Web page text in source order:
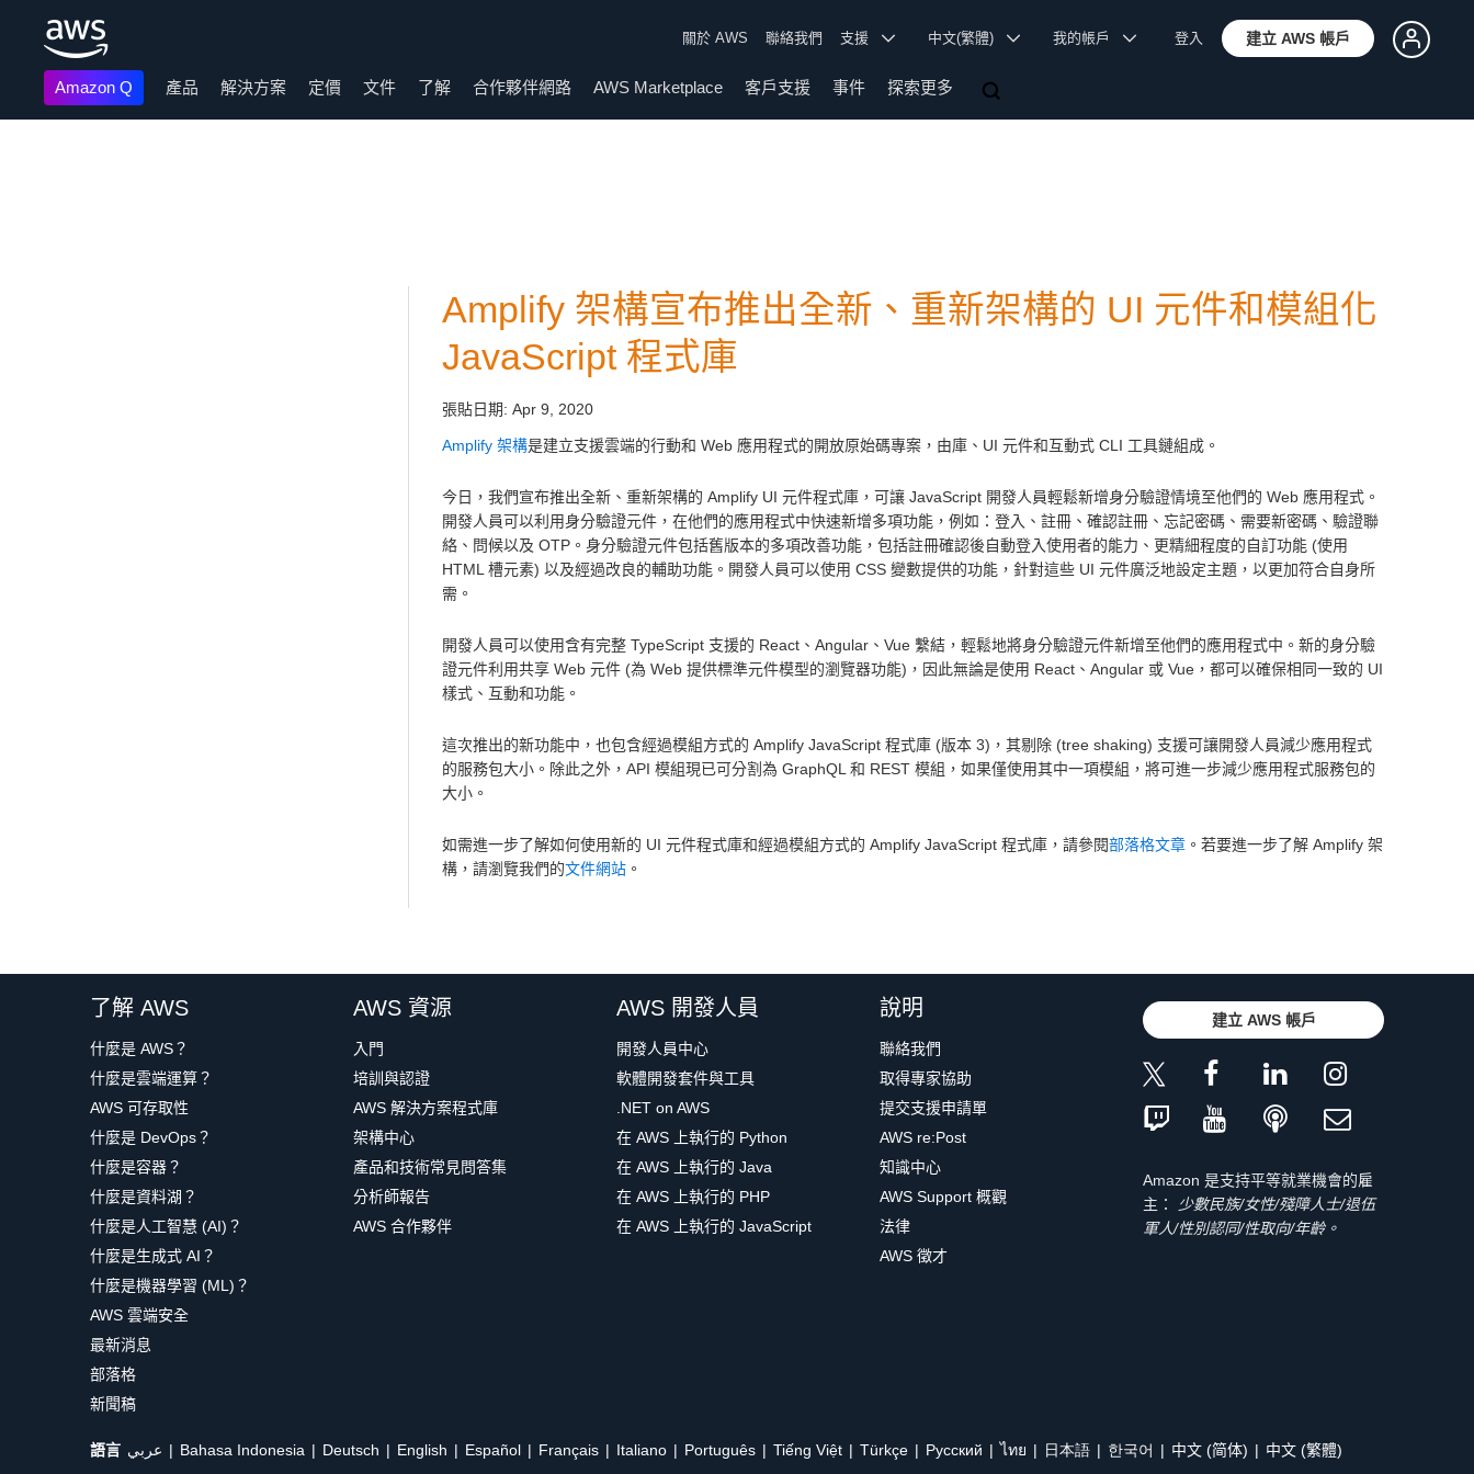
關於 AWS 聯絡我們 支援 中文(繁體) 我的帳戶 登入 建立 AWS 帳戶
Amazon Q 產品 解決方案 定價 文件 了解 合作夥伴網路 AWS Marketplace 客戶支援 事件 探索更多
Amplify 架構宣布推出全新、重新架構的 UI 元件和模組化
JavaScript 程式庫
張貼日期: Apr 9, 2020
Amplify 架構是建立支援雲端的行動和 Web 應用程式的開放原始碼專案，由庫、UI 元件和互動式 CLI 工具鏈組成。
今日，我們宣布推出全新、重新架構的 Amplify UI 元件程式庫，可讓 JavaScript 開發人員輕鬆新增身分驗證情境至他們的 Web 應用程式。
開發人員可以利用身分驗證元件，在他們的應用程式中快速新增多項功能，例如：登入、註冊、確認註冊、忘記密碼、需要新密碼、驗證聯
絡、問候以及 OTP。身分驗證元件包括舊版本的多項改善功能，包括註冊確認後自動登入使用者的能力、更精細程度的自訂功能 (使用
HTML 槽元素) 以及經過改良的輔助功能。開發人員可以使用 CSS 變數提供的功能，針對這些 UI 元件廣泛地設定主題，以更加符合自身所
需。
開發人員可以使用含有完整 TypeScript 支援的 React、Angular、Vue 繫結，輕鬆地將身分驗證元件新增至他們的應用程式中。新的身分驗
證元件利用共享 Web 元件 (為 Web 提供標準元件模型的瀏覽器功能)，因此無論是使用 React、Angular 或 Vue，都可以確保相同一致的 UI
樣式、互動和功能。
這次推出的新功能中，也包含經過模組方式的 Amplify JavaScript 程式庫 (版本 3)，其剔除 (tree shaking) 支援可讓開發人員減少應用程式
的服務包大小。除此之外，API 模組現已可分割為 GraphQL 和 REST 模組，如果僅使用其中一項模組，將可進一步減少應用程式服務包的
大小。
如需進一步了解如何使用新的 UI 元件程式庫和經過模組方式的 Amplify JavaScript 程式庫，請參閱部落格文章 。若要進一步了解 Amplify 架
構，請瀏覽我們的文件網站 。
了解 AWS
什麼是 AWS？
什麼是雲端運算？
AWS 可存取性
什麼是 DevOps？
什麼是容器？
什麼是資料湖？
什麼是人工智慧 (AI)？
什麼是生成式 AI？
什麼是機器學習 (ML)？
AWS 雲端安全
最新消息
部落格
新聞稿
AWS 資源
入門
培訓與認證
AWS 解決方案程式庫
架構中心
產品和技術常見問答集
分析師報告
AWS 合作夥伴
AWS 開發人員
開發人員中心
軟體開發套件與工具
.NET on AWS
在 AWS 上執行的 Python
在 AWS 上執行的 Java
在 AWS 上執行的 PHP
在 AWS 上執行的 JavaScript
說明
聯絡我們
取得專家協助
提交支援申請單
AWS re:Post
知識中心
AWS Support 概觀
法律
AWS 徵才
建立 AWS 帳戶
Amazon 是支持平等就業機會的雇
主：
少數民族/女性/殘障人士/退伍
軍人/性別認同/性取向/年齡。
語言 عربي Bahasa Indonesia Deutsch English Español Français Italiano Português Tiếng Việt Türkçe Ρусский ไทย 日本語 한국어 中文 (简体) 中文 (繁體)